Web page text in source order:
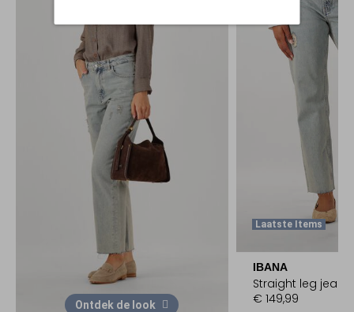
Ontdek de look
Laatste Items
IBANA
Straight leg jeans
€ 149,99